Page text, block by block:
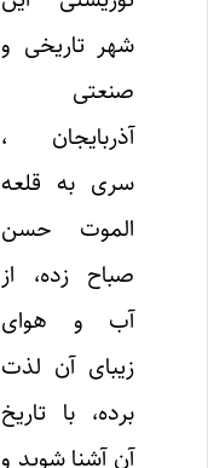
شهر تاریخی و
صنعتی
آذربایجان ،
سری به قلعه
الموت حسن
صباح زده، از
آب و هوای
زیبای آن لذت
برده، با تاریخ
آن آشنا شوید و